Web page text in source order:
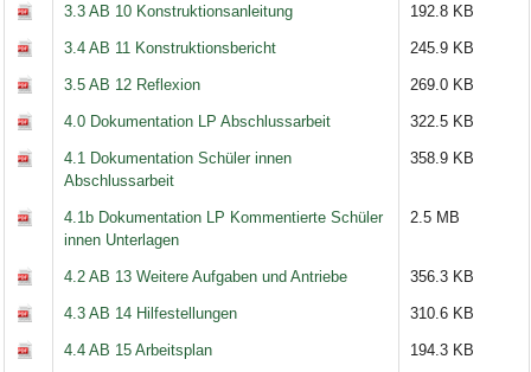
3.3 AB 10 Konstruktionsanleitung 192.8 KB
3.4 AB 11 Konstruktionsbericht 245.9 KB
3.5 AB 12 Reflexion 269.0 KB
4.0 Dokumentation LP Abschlussarbeit 322.5 KB
4.1 Dokumentation Schüler innen
Abschlussarbeit
358.9 KB
4.1b Dokumentation LP Kommentierte Schüler
innen Unterlagen
2.5 MB
4.2 AB 13 Weitere Aufgaben und Antriebe 356.3 KB
4.3 AB 14 Hilfestellungen 310.6 KB
4.4 AB 15 Arbeitsplan 194.3 KB